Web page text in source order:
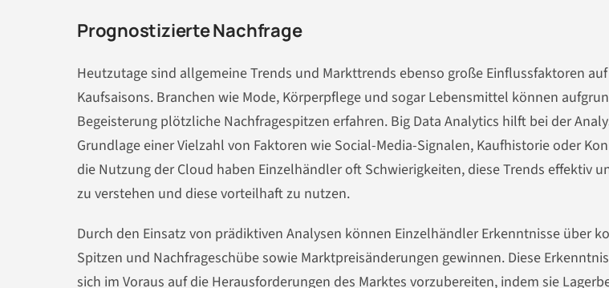
Prognostizierte Nachfrage
Heutzutage sind allgemeine Trends und Markttrends ebenso große Einflussfaktoren
Kaufsaisons. Branchen wie Mode, Körperpflege und sogar Lebensmittel können
Begeisterung plötzliche Nachfragespitzen erfahren. Big Data Analytics hilft bei der
Grundlage einer Vielzahl von Faktoren wie Social-Media-Signalen, Kaufhistorie oder
die Nutzung der Cloud haben Einzelhändler oft Schwierigkeiten, diese Trends effektiv
zu verstehen und diese vorteilhaft zu nutzen.
Durch den Einsatz von prädiktiven Analysen können Einzelhändler Erkenntnisse über
Spitzen und Nachfrageschübe sowie Marktpreisänderungen gewinnen. Diese
sich im Voraus auf die Herausforderungen des Marktes vorzubereiten, indem sie